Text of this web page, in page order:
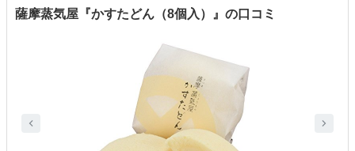
薩摩蒸気屋『かすたどん（8個入）』の口コミ